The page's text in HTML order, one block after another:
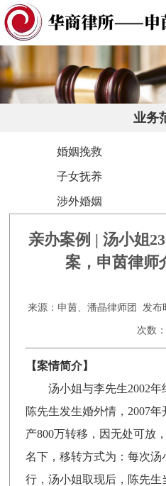
业务
婚姻挽救
子女抚养
涉外婚姻
亲办案例 | 汤小姐
案，申茵律师
来源：申茵、潘晶律师团 发布
次数
【案情简介】
汤小姐与李先生2002年
陈先生发生婚外情，2007
产800万转移，因无处可放
名下，移转方式为：每次汤
行，汤小姐取现后，陈先